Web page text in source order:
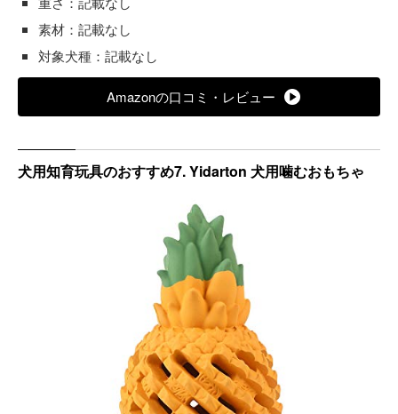
素材：記載なし
対象犬種：記載なし
Amazonの口コミ・レビュー
犬用知育玩具のおすすめ7. Yidarton 犬用噛むおもちゃ